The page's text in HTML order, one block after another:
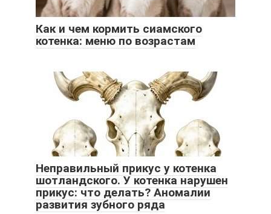
Как и чем кормить сиамского
котенка: меню по возрастам
Неправильный прикус у котенка
шотландского. У котенка нарушен
прикус: что делать? Аномалии
развития зубного ряда